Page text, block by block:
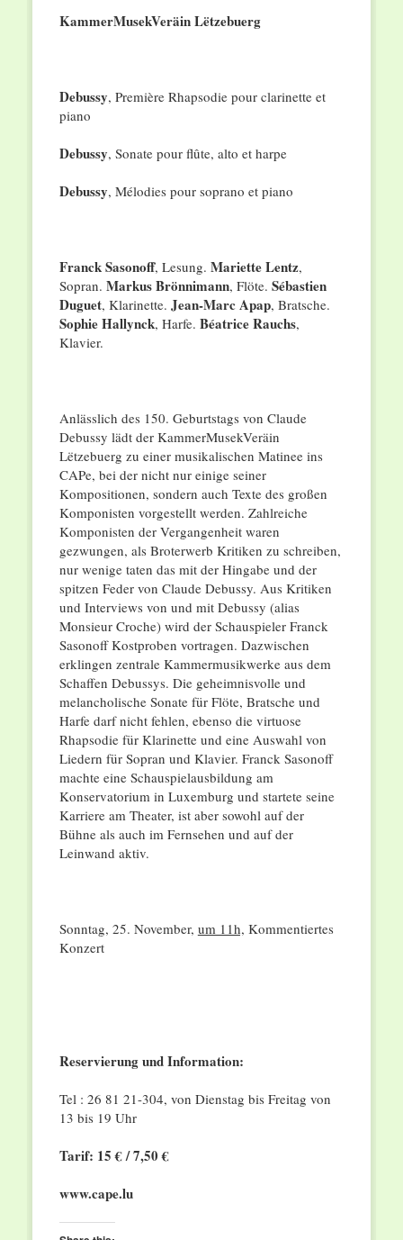
KammerMusekVeräin Lëtzebuerg
Debussy, Première Rhapsodie pour clarinette et
piano
Debussy, Sonate pour flûte, alto et harpe
Debussy, Mélodies pour soprano et piano
Franck Sasonoff, Lesung. Mariette Lentz,
Sopran. Markus Brönnimann, Flöte. Sébastien
Duguet, Klarinette. Jean-Marc Apap, Bratsche.
Sophie Hallynck, Harfe. Béatrice Rauchs,
Klavier.
Anlässlich des 150. Geburtstags von Claude
Debussy lädt der KammerMusekVeräin
Lëtzebuerg zu einer musikalischen Matinee ins
CAPe, bei der nicht nur einige seiner
Kompositionen, sondern auch Texte des großen
Komponisten vorgestellt werden. Zahlreiche
Komponisten der Vergangenheit waren
gezwungen, als Broterwerb Kritiken zu schreiben,
nur wenige taten das mit der Hingabe und der
spitzen Feder von Claude Debussy. Aus Kritiken
und Interviews von und mit Debussy (alias
Monsieur Croche) wird der Schauspieler Franck
Sasonoff Kostproben vortragen. Dazwischen
erklingen zentrale Kammermusikwerke aus dem
Schaffen Debussys. Die geheimnisvolle und
melancholische Sonate für Flöte, Bratsche und
Harfe darf nicht fehlen, ebenso die virtuose
Rhapsodie für Klarinette und eine Auswahl von
Liedern für Sopran und Klavier. Franck Sasonoff
machte eine Schauspielausbildung am
Konservatorium in Luxemburg und startete seine
Karriere am Theater, ist aber sowohl auf der
Bühne als auch im Fernsehen und auf der
Leinwand aktiv.
Sonntag, 25. November, um 11h, Kommentiertes
Konzert
Reservierung und Information:
Tel : 26 81 21-304, von Dienstag bis Freitag von
13 bis 19 Uhr
Tarif: 15 € / 7,50 €
www.cape.lu